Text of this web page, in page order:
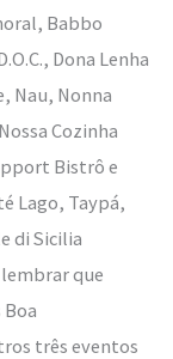
Babbo
Dona Lenha
Nau, Nonna
Cozinha
Bistrô e
Lago, Taypá,
di Sicilia
que
três eventos